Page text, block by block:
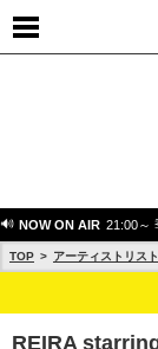
NOW ON AIR 21:00～
TOP アーティストリスト
REIRA